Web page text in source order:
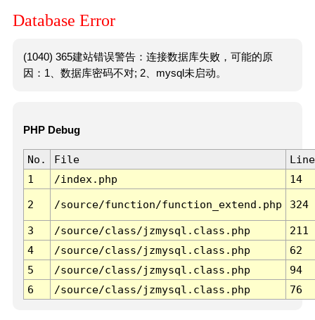
Database Error
(1040) 365建站错误警告：连接数据库失败，可能的原
因：1、数据库密码不对; 2、mysql未启动。
PHP Debug
No. File
Line
1
/index.php 14
2 /source/function/function_extend.php 324
3 /source/class/jzmysql.class.php
211
4
/source/class/jzmysql.class.php
62
5
/source/class/jzmysql.class.php
94
6
/source/class/jzmysql.class.php 76